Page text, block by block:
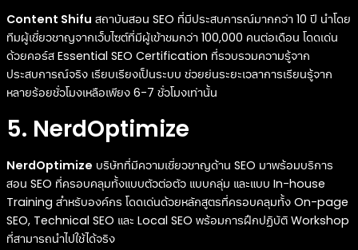
Content Shifu สถาบันสอน SEO ที่มีประสบการณ์มากกว่า 10 ปี นำโดย
ทีมผู้เชี่ยวชาญจากเว็บไซต์ที่มีผู้เข้าชมกว่า 100,000 คนต่อเดือน โดดเด่น
ด้วยคอร์ส Essential SEO Certification ที่รวบรวมความรู้จาก
ประสบการณ์จริง เรียบเรียงเป็นระบบ ช่วยย่นระยะเวลาการเรียนรู้จาก
หลายร้อยชั่วโมงเหลือเพียง 6-7 ชั่วโมงเท่านั้น
5. NerdOptimize
NerdOptimize บริษัทที่มีความเชี่ยวชาญด้าน SEO มาพร้อมบริการ
สอน SEO ที่ครอบคลุมทั้งแบบตัวต่อตัว แบบกลุ่ม และแบบ In-house
Training สำหรับองค์กร โดดเด่นด้วยหลักสูตรที่ครอบคลุมทั้ง On-page
SEO, Technical SEO และ Local SEO พร้อมการฝึกปฏิบัติ Workshop
ที่สามารถนำไปใช้ได้จริง